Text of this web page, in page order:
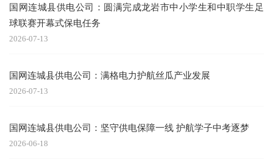
国网连城县供电公司：圆满完成龙岩市中小学生和中职学生足
球联赛开幕式保电任务
2026-07-13
国网连城县供电公司：满格电力护航丝瓜产业发展
2026-07-13
国网连城县供电公司：坚守供电保障一线 护航学子中考逐梦
2026-06-18